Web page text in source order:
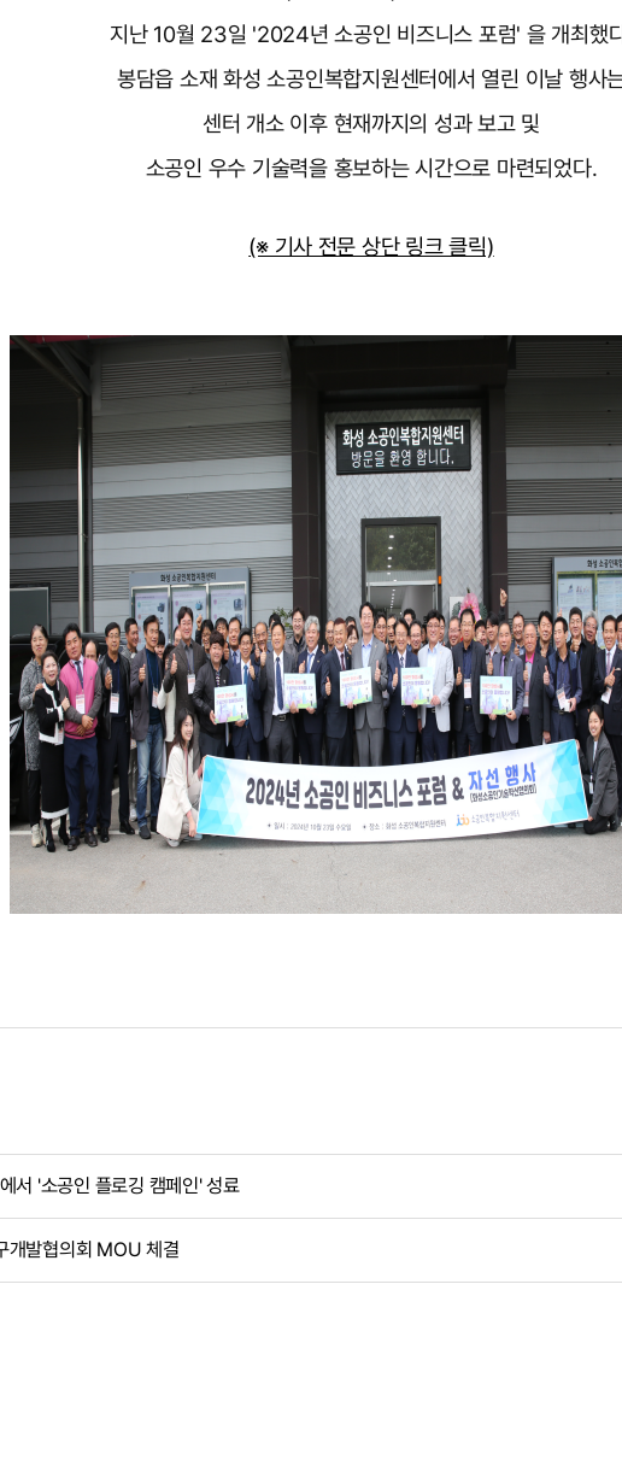
지난 10월 23일 '2024년 소공인 비즈니스 포럼' 을 개최했
봉담읍 소재 화성 소공인복합지원센터에서 열린 이날 행사
센터 개소 이후 현재까지의 성과 보고 및
소공인 우수 기술력을 홍보하는 시간으로 마련되었다.
(※ 기사 전문 상단 링크 클릭)
서 '소공인 플로깅 캠페인' 성료
개발협의회 MOU 체결